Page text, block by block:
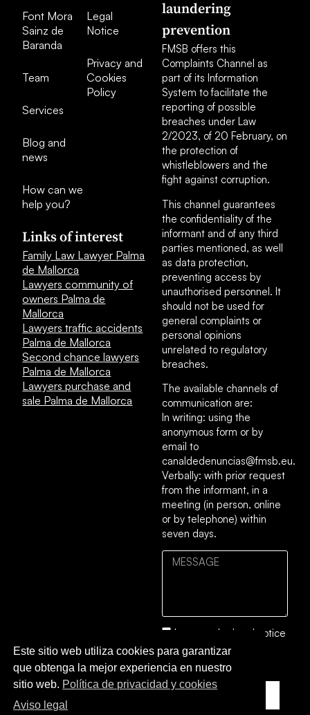
Font Mora
Sainz de
Baranda
Team
Services
Blog and
news
How can we
help you?
Legal
Notice
Privacy and
Cookies
Policy
Links of interest
Family Law Lawyer Palma
de Mallorca
Lawyers community of
owners Palma de
Mallorca
Lawyers traffic accidents
Palma de Mallorca
Second chance lawyers
Palma de Mallorca
Lawyers purchase and
sale Palma de Mallorca
laundering
prevention
FMSB offers this
Complaints Channel as
part of its Information
System to facilitate the
reporting of possible
breaches under Law
2/2023, of 20 February, on
the protection of
whistleblowers and the
fight against corruption.
This channel guarantees
the confidentiality of the
informant and of any third
parties mentioned, as well
as data protection,
preventing access by
unauthorised personnel. It
should not be used for
general complaints or
personal opinions
unrelated to regulatory
breaches.
The available channels of
communication are:
In writing: using the
anonymous form or by
email to
canaldedenuncias@fmsb.eu.
Verbally: with prior request
from the informant, in a
meeting (in person, online
or by telephone) within
seven days.
I accept the legal notice
and theprivacy and
cookies policy.
Este sitio web utiliza cookies para garantizar
que obtenga la mejor experiencia en nuestro
sitio web. Política de privacidad y cookies
Aviso legal